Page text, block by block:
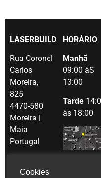
LASERBUILD
Rua Coronel
Carlos
Moreira,
825
4470-580
Moreira |
Maia
Portugal
229 480
HORÁRIO
Manhã
09:00 àS
13:00
Tarde
às 18:00
Cookies